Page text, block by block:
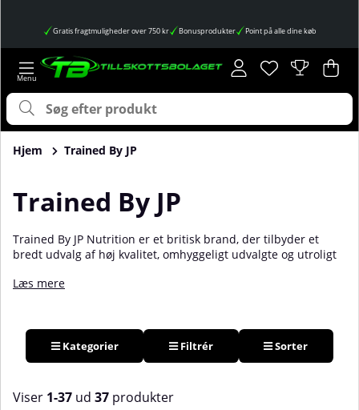
Gratis fragtmuligheder over 750 kr Bonusprodukter Point på alle dine køb
Ønskeliste
Antal på
. .
Hjem Trained By JP
Trained By JP
Trained By JP Nutrition er et britisk brand, der tilbyder et
bredt udvalg af høj kvalitet, omhyggeligt udvalgte og utroligt
inden for bodybuilding- og fitnessindustrien! Grundlæggerne
produkter fra Trained By JP hos os på Tillskottsbolaget!
Læs mere
Kategorier Filtrér Sorter
Viser 1-37 ud 37 produkter